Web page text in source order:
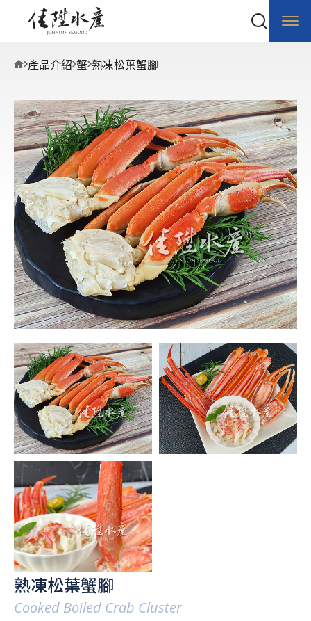
產品介紹 蟹 熟凍松葉蟹腳
熟凍松葉蟹腳
Cooked Boiled Crab Cluster